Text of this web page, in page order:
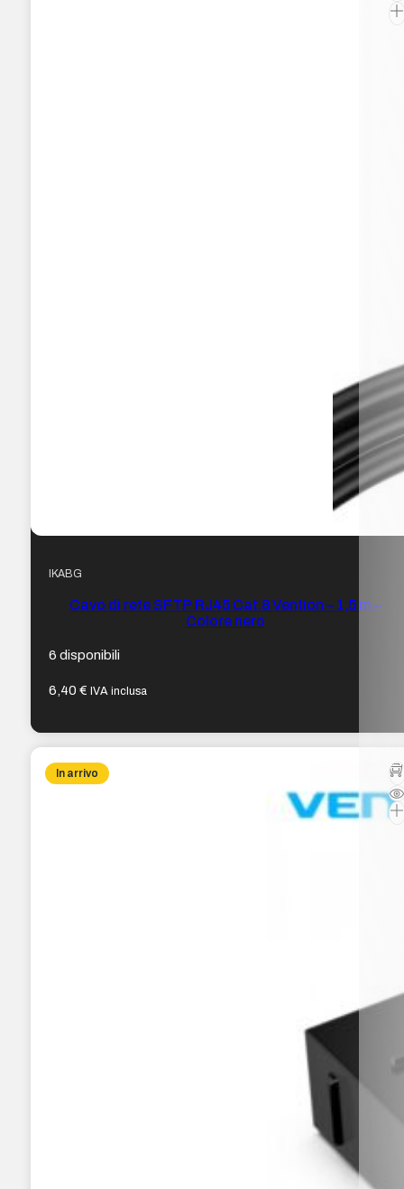
IKABG
Cavo di rete SFTP RJ45 Cat.8 Vention – 1,5 m –
Colore nero
6 disponibili
6,40€ IVA inclusa
In arrivo